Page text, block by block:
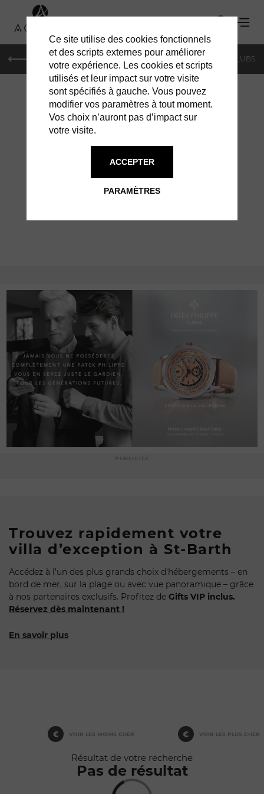
SHOPPING RESTAURANTS BARS & CLUBS
VILLAS
Trouvez rapidement votre
villa d’exception à St-Barth
Accédez à l’un des plus grands choix d'hébergements – en
bord de mer, sur la plage ou avec vue panoramique – grâce
à nos partenaires exclusifs. Profitez de Gifts VIP inclus.
Réservez dès maintenant !
En savoir plus
VOIR LES MOINS CHER VOIR LES PLUS CHER
Résultat de votre recherche
Pas de résultat
Ce site utilise des cookies fonctionnels
et des scripts externes pour améliorer
votre expérience. Les cookies et scripts
utilisés et leur impact sur votre visite
sont spécifiés à gauche. Vous pouvez
modifier vos paramètres à tout moment.
Vos choix n’auront pas d’impact sur
votre visite.
PARAMÈTRES
ACCEPTER